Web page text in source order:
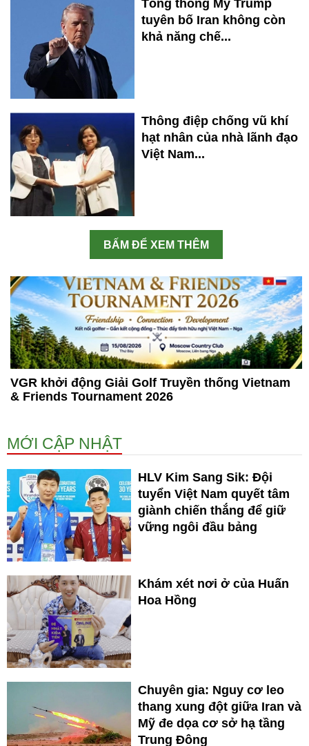
Tổng thống Mỹ Trump
tuyên bố Iran không còn
khả năng chế...
Thông điệp chống vũ khí
hạt nhân của nhà lãnh đạo
Việt Nam...
BẤM ĐỂ XEM THÊM
VGR khởi động Giải Golf Truyền thống Vietnam
& Friends Tournament 2026
MỚI CẬP NHẬT
HLV Kim Sang Sik: Đội
tuyển Việt Nam quyết tâm
giành chiến thắng để giữ
vững ngôi đầu bảng
Khám xét nơi ở của Huấn
Hoa Hồng
Chuyên gia: Nguy cơ leo
thang xung đột giữa Iran và
Mỹ đe dọa cơ sở hạ tầng
Trung Đông